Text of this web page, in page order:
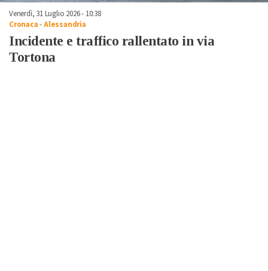
Venerdì, 31 Luglio 2026 - 10:38
Cronaca-Alessandria
Incidente e traffico rallentato in via
Tortona